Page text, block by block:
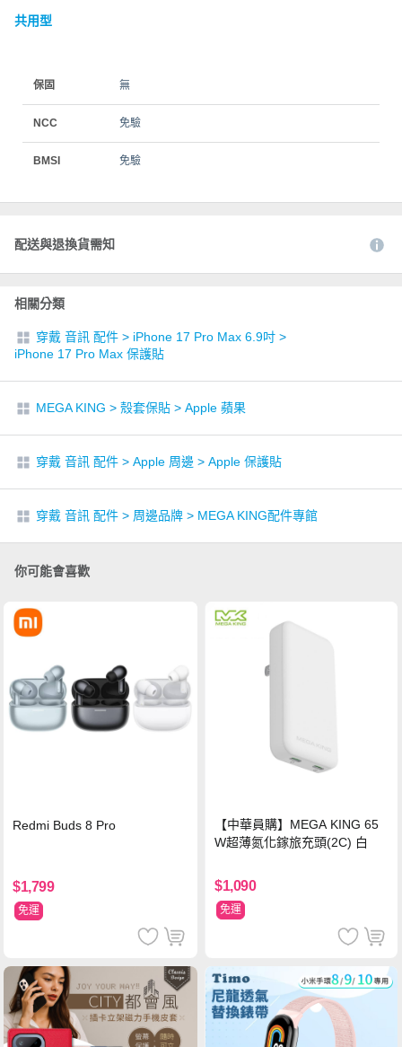
共用型
保固 無
NCC 免驗
BMSI 免驗
配送與退換貨需知
相關分類
穿戴 音訊 配件 > iPhone 17 Pro Max 6.9吋 >
iPhone 17 Pro Max 保護貼
MEGA KING > 殼套保貼 > Apple 蘋果
穿戴 音訊 配件 > Apple 周邊 > Apple 保護貼
穿戴 音訊 配件 > 周邊品牌 > MEGA KING配件專館
你可能會喜歡
Redmi Buds 8 Pro
$1,799
免運
【中華員購】MEGA KING 65
W超薄氮化鎵旅充頭(2C) 白
$1,090
免運